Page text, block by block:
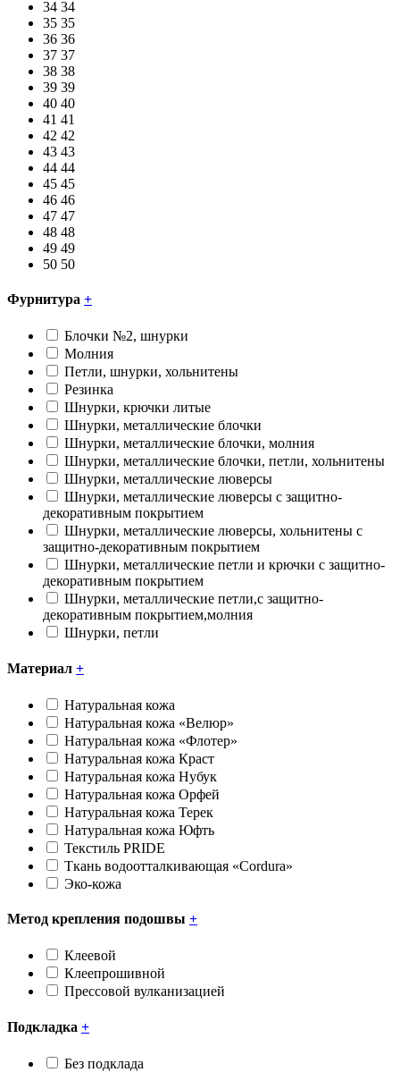
34 34
35 35
36 36
37 37
38 38
39 39
40 40
41 41
42 42
43 43
44 44
45 45
46 46
47 47
48 48
49 49
50 50
Фурнитура +
Блочки №2, шнурки
Молния
Петли, шнурки, хольнитены
Резинка
Шнурки, крючки литые
Шнурки, металлические блочки
Шнурки, металлические блочки, молния
Шнурки, металлические блочки, петли, хольнитены
Шнурки, металлические люверсы
Шнурки, металлические люверсы с защитно-
декоративным покрытием
Шнурки, металлические люверсы, хольнитены с
защитно-декоративным покрытием
Шнурки, металлические петли и крючки с защитно-
декоративным покрытием
Шнурки, металлические петли,с защитно-
декоративным покрытием,молния
Шнурки, петли
Материал +
Натуральная кожа
Натуральная кожа «Велюр»
Натуральная кожа «Флотер»
Натуральная кожа Краст
Натуральная кожа Нубук
Натуральная кожа Орфей
Натуральная кожа Терек
Натуральная кожа Юфть
Текстиль PRIDE
Ткань водоотталкивающая «Cоrdura»
Эко-кожа
Метод крепления подошвы +
Клеевой
Клеепрошивной
Прессовой вулканизацией
Подкладка +
Без подклада